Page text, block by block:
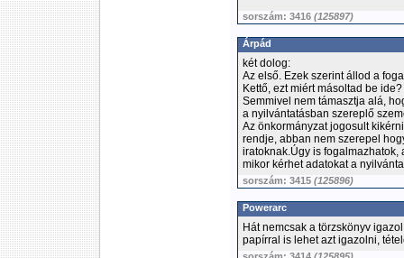
sorszám: 3416 (125897)
Árpád
két dolog:
Az első. Ezek szerint állod a
Kettő, ezt miért másoltad be ide?
Semmivel nem támasztja alá,
a nyilvántatásban szereplő
Az önkormányzat jogosult
rendje, abban nem szerepel
iratoknak.Úgy is fogalmazhatok,
mikor kérhet adatokat a
sorszám: 3415 (125896)
Powerarc
Hát nemcsak a törzskönyv
papírral is lehet azt igazolni,